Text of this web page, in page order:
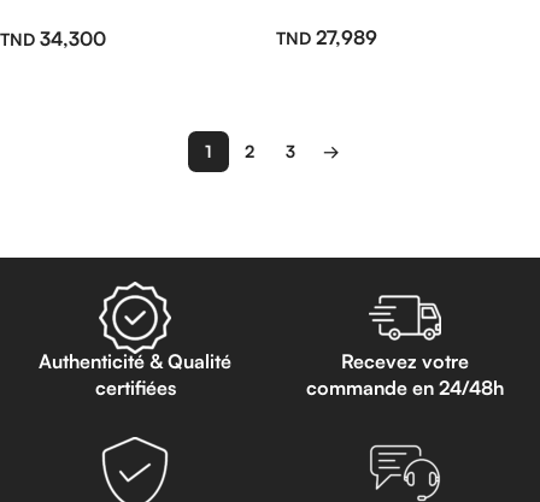
34,300
27,989
1 2 3 →
Authenticité & Qualité
certifiées
Recevez votre
commande en 24/48h